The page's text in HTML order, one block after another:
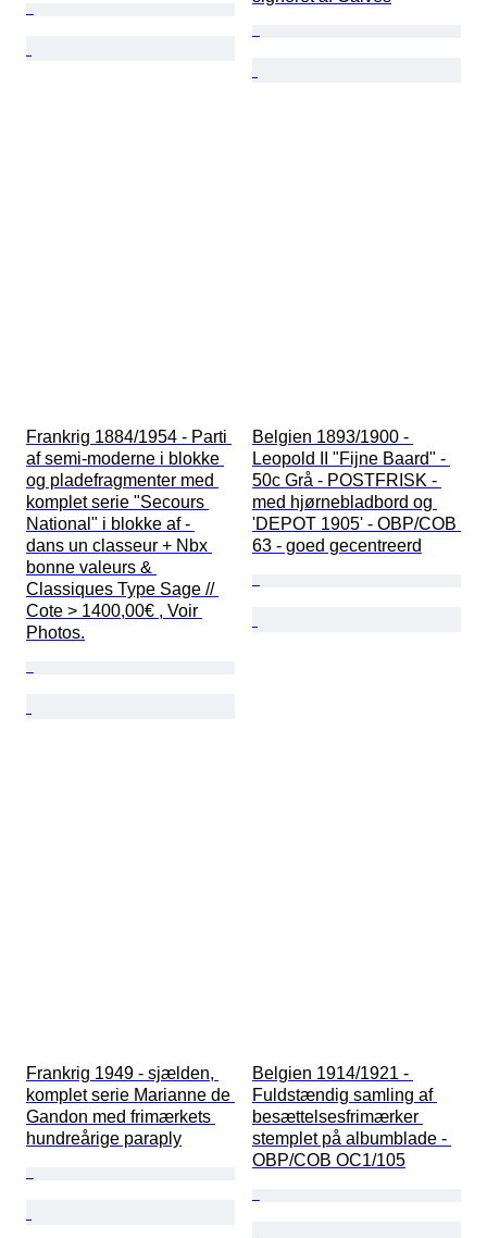
Frankrig 1884/1954 - Parti
af semi-moderne i blokke
og pladefragmenter med
komplet serie "Secours
National" i blokke af -
dans un classeur + Nbx
bonne valeurs &
Classiques Type Sage //
Cote > 1400,00€ , Voir
Photos.
Belgien 1893/1900 -
Leopold II "Fijne Baard" -
50c Grå - POSTFRISK -
med hjørnebladbord og
'DEPOT 1905' - OBP/COB
63 - goed gecentreerd
Frankrig 1949 - sjælden,
komplet serie Marianne de
Gandon med frimærkets
hundreårige paraply
Belgien 1914/1921 -
Fuldstændig samling af
besættelsesfrimærker
stemplet på albumblade -
OBP/COB OC1/105